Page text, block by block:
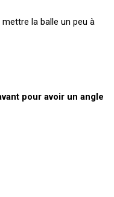
la balle un peu à
pour avoir un angle